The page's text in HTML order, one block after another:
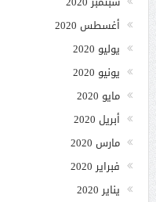
أغسطس 2020
يوليو 2020
يونيو 2020
مايو 2020
أبريل 2020
مارس 2020
فبراير 2020
يناير 2020